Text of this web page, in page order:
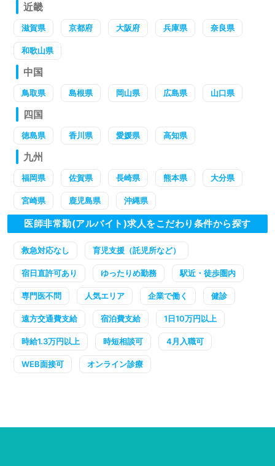
近畿
滋賀県 京都府 大阪府 兵庫県 奈良県
和歌山県
中国
鳥取県 島根県 岡山県 広島県 山口県
四国
徳島県 香川県 愛媛県 高知県
九州
福岡県 佐賀県 長崎県 熊本県 大分県
宮崎県 鹿児島県 沖縄県
医師非常勤(アルバイト)求人をこだわり条件から探す
救急対応なし 育児支援（託児所など）
宿日直許可あり ゆったりめ勤務 駅近・徒歩圏内
専門医不問 人気エリア 企業で働く 健診
遠方交通費支給 宿泊費支給 1日10万円以上
時給1.3万円以上 時短相談可 4月入職可
WEB面接可 オンライン診療